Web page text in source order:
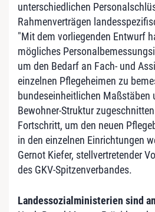
unterschiedlichen
Rahmenverträgen
"Mit dem vorliegenden Entwurf
mögliches
um den Bedarf an Fach- und
einzelnen Pflegeheimen zu
bundeseinheitlichen Maßstäben
Bewohner-Struktur
Fortschritt, um den neuen
in den einzelnen Einrichtungen
Gernot Kiefer, stellvertretender
des GKV-Spitzenverbandes.
Landessozialministerien sind